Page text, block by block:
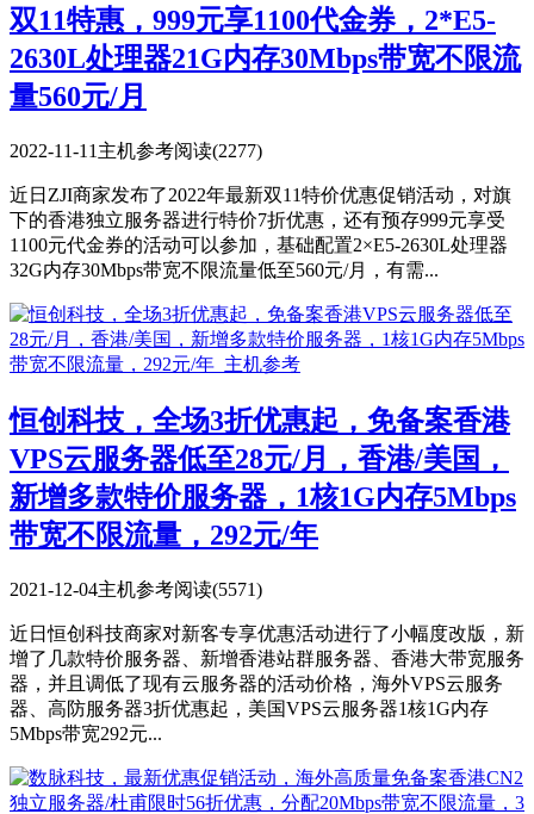
双11特惠，999元享1100代金券，2*E5-
2630L处理器21G内存30Mbps带宽不限流
量560元/月
2022-11-11 主机参考阅读(2277)
近日ZJI商家发布了2022年最新双11特价优惠促销活动，对旗
下的香港独立服务器进行特价7折优惠，还有预存999元享受
1100元代金券的活动可以参加，基础配置2×E5-2630L处理器
32G内存30Mbps带宽不限流量低至560元/月，有需...
恒创科技，全场3折优惠起，免备案香港
VPS云服务器低至28元/月，香港/美国，
新增多款特价服务器，1核1G内存5Mbps
带宽不限流量，292元/年
2021-12-04主机参考阅读(5571)
近日恒创科技商家对新客专享优惠活动进行了小幅度改版，新
增了几款特价服务器、新增香港站群服务器、香港大带宽服务
器，并且调低了现有云服务器的活动价格，海外VPS云服务
器、高防服务器3折优惠起，美国VPS云服务器1核1G内存
5Mbps带宽292元...